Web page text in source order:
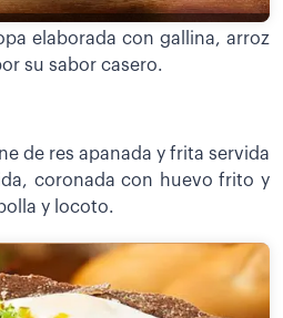
elaborada con gallina, arroz
su sabor casero.
de res apanada y frita servida
coronada con huevo frito y
y locoto.